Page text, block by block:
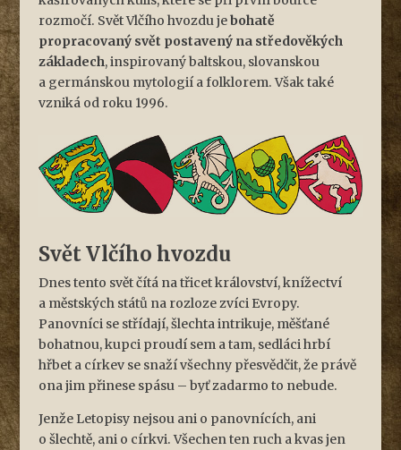
rozmočí. Svět Vlčího hvozdu jebohatě
propracovaný svět postavený na středověkých
základech, inspirovaný baltskou, slovanskou
a germánskou mytologií a folklorem. Však také
vzniká od roku 1996.
Svět Vlčího hvozdu
Dnes tento svět čítá na třicet království, knížectví
a městských států na rozloze zvíci Evropy.
Panovníci se střídají, šlechta intrikuje, měšťané
bohatnou, kupci proudí sem a tam, sedláci hrbí
hřbet a církev se snaží všechny přesvědčit, že právě
ona jim přinese spásu – byť zadarmo to nebude.
Jenže Letopisy nejsou ani o panovnících, ani
o šlechtě, ani o církvi. Všechen ten ruch a kvas jen